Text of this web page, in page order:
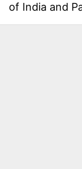
of India and